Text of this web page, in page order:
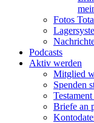
Fotos
Podcasts
Aktiv werden
Mitglied
Spenden
Briefe an